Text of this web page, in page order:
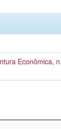
Econômica,